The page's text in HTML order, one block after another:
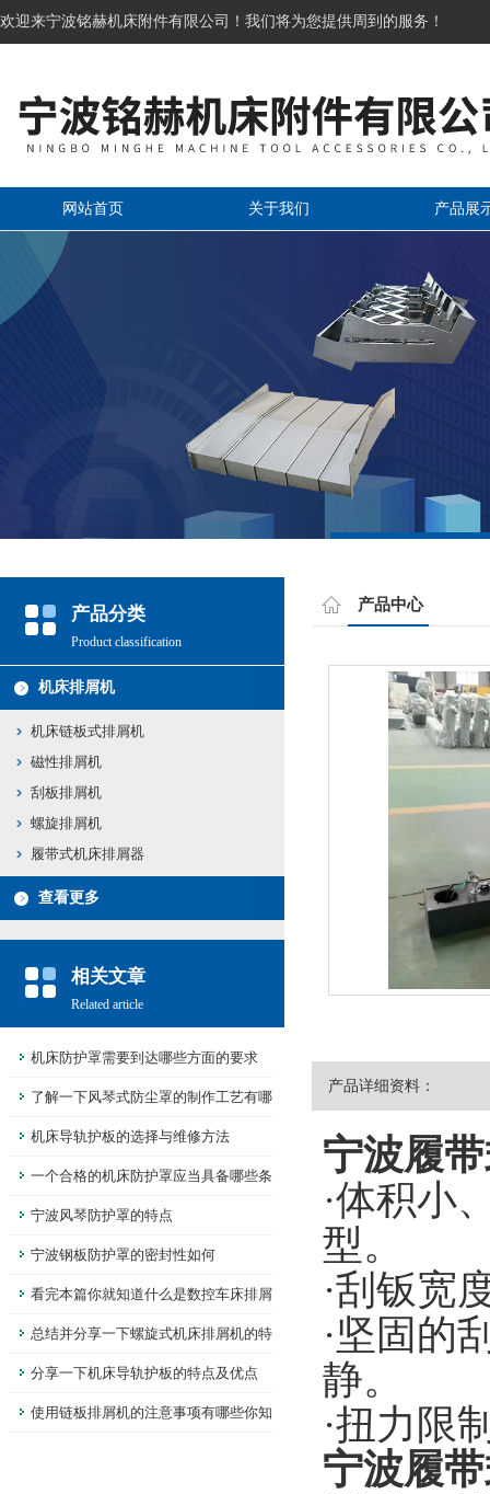
欢迎来宁波铭赫机床附件有限公司！我们将为您提供周到的服务！
网站首页 关于我们 产品展
产品分类
Product classification
机床排屑机
机床链板式排屑机
磁性排屑机
刮板排屑机
螺旋排屑机
履带式机床排屑器
查看更多
相关文章
Related article
机床防护罩需要到达哪些方面的要求
了解一下风琴式防尘罩的制作工艺有哪
些吧机床导轨护板的选择与维修方法
一个合格的机床防护罩应当具备哪些条
件 宁波风琴防护罩的特点
宁波钢板防护罩的密封性如何
看完本篇你就知道什么是数控车床排屑
机了总结并分享一下螺旋式机床排屑机的特
点有哪些
分享一下机床导轨护板的特点及优点
使用链板排屑机的注意事项有哪些你知
产品中心
产品详细资料：
宁波履
·体积小
型。
·刮钣宽
·坚固的
静。
·扭力限
宁波履